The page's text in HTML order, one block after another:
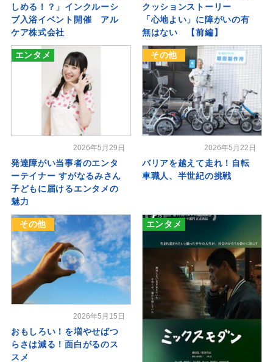
しめる！？」インクルーシ
ブ入浴イベント開催 アル
ケア株式会社
クッションストーリー
「心地よい」に障がいの有
無はない 【前編】
エンタメ
2026年5月29日
発達障がい当事者のエンタ
ーテイナー すがなるみさん
子どもに届けるエンタメの
魅力
その他
2026年5月22日
バリアを越えて走れ！自転
車職人、半世紀の挑戦
その他
2026年5月15日
おもしろい！を増やせばつ
らさは減る！面白がるのス
スメ
エンタメ